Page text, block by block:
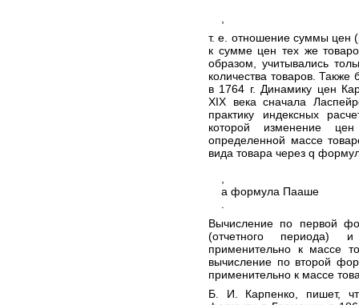
т. е. отношение суммы цен
к сумме цен тех же
образом, учитывались
количества товаров. Также
в 1764 г. Динамику цен
XIX века сначала
практику индексных
которой изменение цен
определенной массе
вида товара через q
а формула Пааше
Вычисление по первой
(отчетного периода)
применительно к массе
вычисление по второй
применительно к массе
Б. И. Карпенко, пишет,